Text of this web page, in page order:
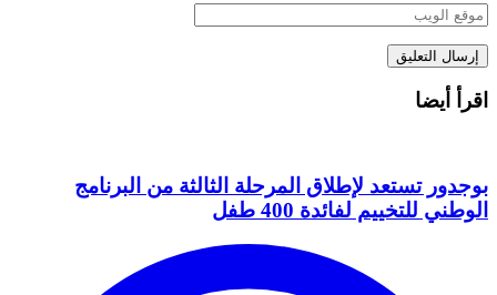
اقرأ أيضا
بوجدور تستعد لإطلاق المرحلة الثالثة من البرنامج
الوطني للتخييم لفائدة 400 طفل